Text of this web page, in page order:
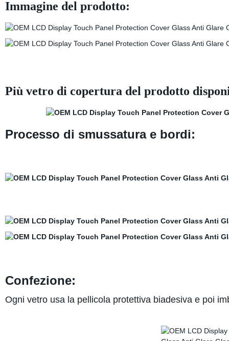
Immagine del prodotto:
Più vetro di copertura del prodotto
Processo di smussatura e bordi:
Confezione:
Ogni vetro usa la pellicola protettiva biadesiva e poi